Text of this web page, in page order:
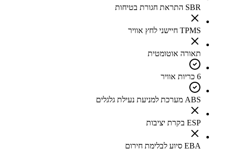
SBR התראת חגורת בטיחות
TPMS חיישני לחץ אוויר
תאורה אוטומטית
6 כריות אוויר
ABS מערכת למניעת נעילת גלגלים
ESP בקרת יציבות
EBA סיוע לבלימת חירום